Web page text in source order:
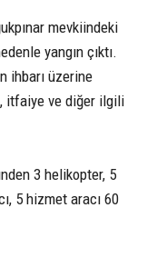
mevkiindeki
yangın çıktı.
ihbarı üzerine
itfaiye ve diğer ilgili
3 helikopter, 5
5 hizmet aracı 60